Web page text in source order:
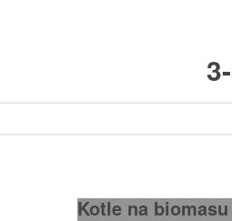
10.
Kotle na biomasu